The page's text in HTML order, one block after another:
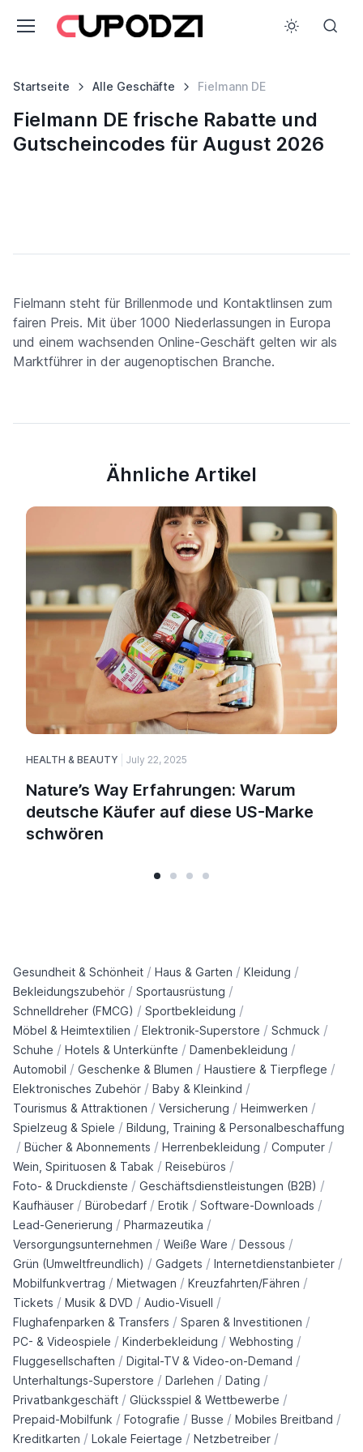
Startseite Alle Geschäfte Fielmann DE
Fielmann DE frische Rabatte und
Gutscheincodes für August 2026
Fielmann steht für Brillenmode und Kontaktlinsen zum
fairen Preis. Mit über 1000 Niederlassungen in Europa
und einem wachsenden Online-Geschäft gelten wir als
Marktführer in der augenoptischen Branche.
Ähnliche Artikel
HEALTH & BEAUTY July 22, 2025
Nature’s Way Erfahrungen: Warum
deutsche Käufer auf diese US-Marke
schwören
Gesundheit & Schönheit / Haus & Garten / Kleidung /
Bekleidungszubehör / Sportausrüstung /
Schnelldreher (FMCG) / Sportbekleidung /
Möbel & Heimtextilien / Elektronik-Superstore / Schmuck /
Schuhe / Hotels & Unterkünfte / Damenbekleidung /
Automobil / Geschenke & Blumen / Haustiere & Tierpflege /
Elektronisches Zubehör / Baby & Kleinkind /
Tourismus & Attraktionen / Versicherung / Heimwerken /
Spielzeug & Spiele / Bildung, Training & Personalbeschaffung
/ Bücher & Abonnements / Herrenbekleidung / Computer /
Wein, Spirituosen & Tabak / Reisebüros /
Foto- & Druckdienste / Geschäftsdienstleistungen (B2B) /
Kaufhäuser / Bürobedarf / Erotik / Software-Downloads /
Lead-Generierung / Pharmazeutika /
Versorgungsunternehmen / Weiße Ware / Dessous /
Grün (Umweltfreundlich) / Gadgets / Internetdienstanbieter /
Mobilfunkvertrag / Mietwagen / Kreuzfahrten/Fähren /
Tickets / Musik & DVD / Audio-Visuell /
Flughafenparken & Transfers / Sparen & Investitionen /
PC- & Videospiele / Kinderbekleidung / Webhosting /
Fluggesellschaften / Digital-TV & Video-on-Demand /
Unterhaltungs-Superstore / Darlehen / Dating /
Privatbankgeschäft / Glücksspiel & Wettbewerbe /
Prepaid-Mobilfunk / Fotografie / Busse / Mobiles Breitband /
Kreditkarten / Lokale Feiertage / Netzbetreiber /